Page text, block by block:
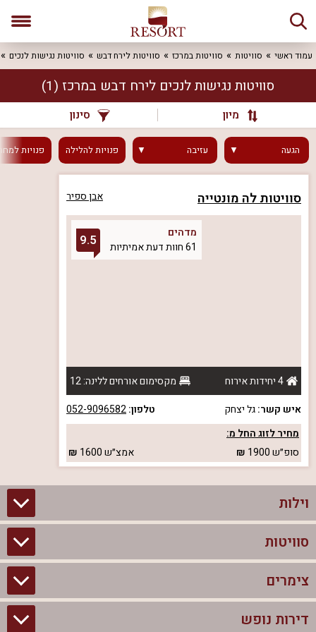
עמוד ראשי סוויטות סוויטות במרכז סוויטות לירח דבש סוויטות נגישות לנכים
סוויטות נגישות לנכים לירח דבש במרכז (1)
מיון סינון
הגעה עזיבה פנויותלהלילה פנויות
סוויטות לה מונטייה אבן ספיר
מדהים
61 חוות דעת אמיתיות
9.5
4 יחידות אירוח
מקסימום אורחים ללינה: 12
איש קשר:גל יצחק טלפון:052-9096582
מחיר לזוג החל מ:
סופ״ש1900 אמצ״ש1600
וילות
וילות בצפון
וילות להשכרה
סוויטות
סוויטות בצפון
צימרים לזוגות עם בריכה פרטית
צימרים
צימרים בצפון
דירות נופש